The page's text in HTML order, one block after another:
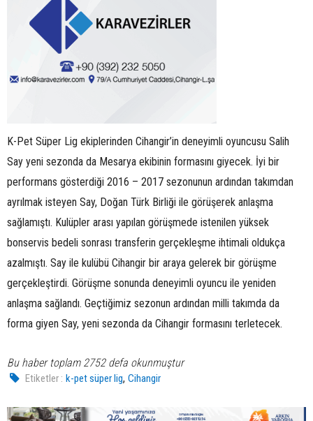
K-Pet Süper Lig ekiplerinden Cihangir’in deneyimli oyuncusu Salih
Say yeni sezonda da Mesarya ekibinin formasını giyecek. İyi bir
performans gösterdiği 2016 – 2017 sezonunun ardından takımdan
ayrılmak isteyen Say, Doğan Türk Birliği ile görüşerek anlaşma
sağlamıştı. Kulüpler arası yapılan görüşmede istenilen yüksek
bonservis bedeli sonrası transferin gerçekleşme ihtimali oldukça
azalmıştı. Say ile kulübü Cihangir bir araya gelerek bir görüşme
gerçekleştirdi. Görüşme sonunda deneyimli oyuncu ile yeniden
anlaşma sağlandı. Geçtiğimiz sezonun ardından milli takımda da
forma giyen Say, yeni sezonda da Cihangir formasını terletecek.
Bu haber toplam 2752 defa okunmuştur
Etiketler : k-pet süper lig,Cihangir